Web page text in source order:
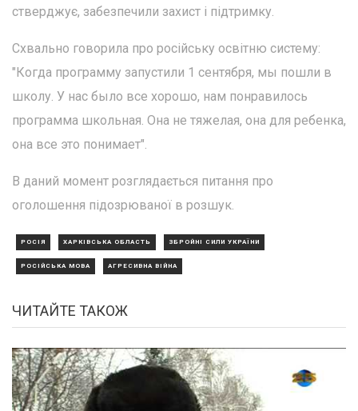
стверджує, забезпечили захист і підтримку.
Схвально говорила про російську освітню систему:
"Когда программу запустили 1 сентября, мы пошли в
школу. У нас было все хорошо, нам понравилось
программа школьная. Она не тяжелая, она для ребенка,
она все это понимает".
В даний момент розглядається питання про
оголошення підозрюваної в розшук.
РОСІЯ ХАРКІВСЬКА ОБЛАСТЬ ЗБРОЙНІ СИЛИ УКРАЇНИ
РОСІЙСЬКА МОВА АГРЕСИВНА ВІЙНА
ЧИТАЙТЕ ТАКОЖ